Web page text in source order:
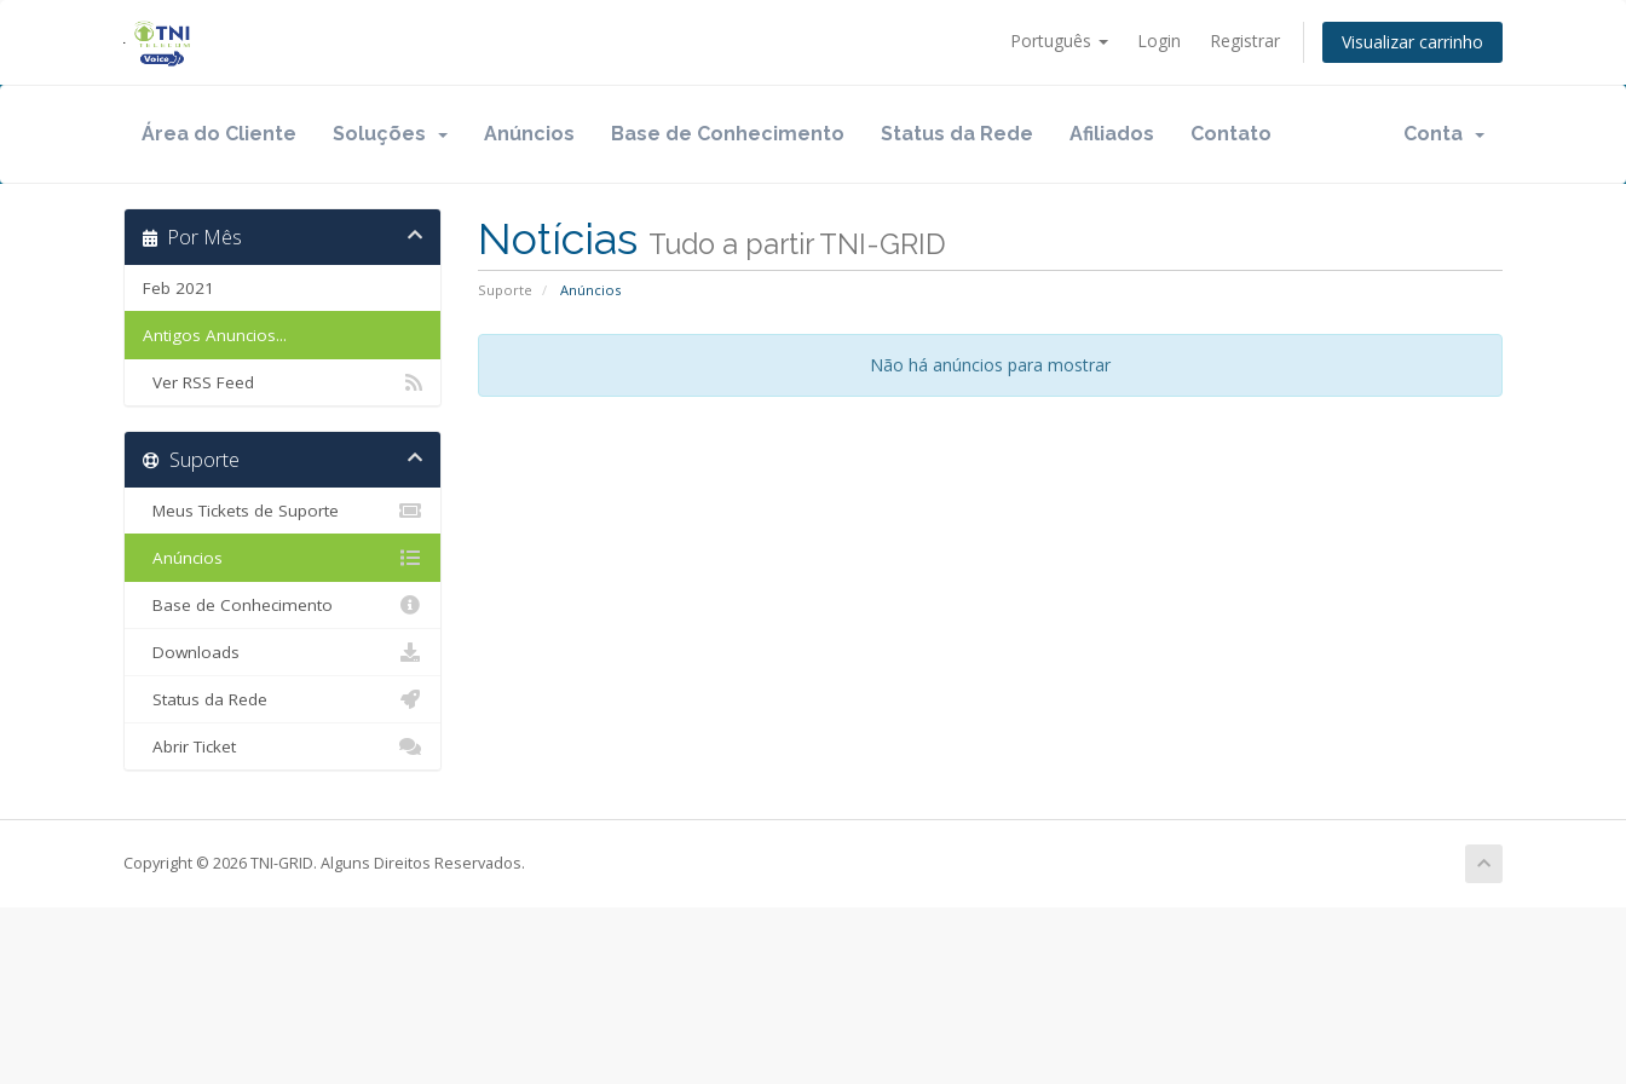
Português Login Registrar Visualizar carrinho
Área do Cliente Soluções Anúncios Base de Conhecimento Status da Rede Afiliados Contato Conta
Notícias Tudo a partir TNI-GRID
Suporte Anúncios
Por Mês
Feb 2021
Antigos Anuncios...
Ver RSS Feed
Não há anúncios para mostrar
Suporte
Meus Tickets de Suporte
Anúncios
Base de Conhecimento
Downloads
Status da Rede
Abrir Ticket
Copyright © 2026 TNI-GRID. Alguns Direitos Reservados.